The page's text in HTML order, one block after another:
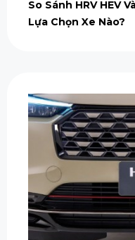
So Sánh HRV HEV
Lựa Chọn Xe Nào?